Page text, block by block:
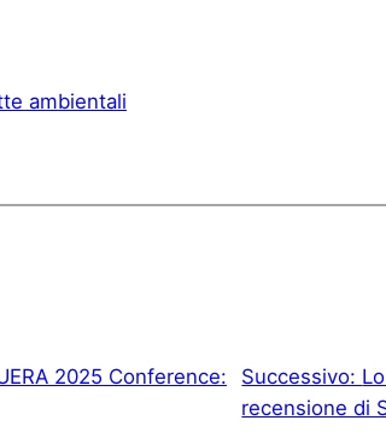
ambientali
2025 Conference:
Successivo:
recensione di